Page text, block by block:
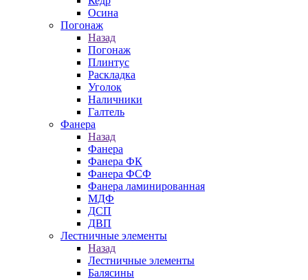
Осина
Погонаж
Назад
Погонаж
Плинтус
Раскладка
Уголок
Наличники
Галтель
Фанера
Назад
Фанера
Фанера ФК
Фанера ФСФ
Фанера ламинированная
МДФ
ДСП
ДВП
Лестничные элементы
Назад
Лестничные элементы
Балясины